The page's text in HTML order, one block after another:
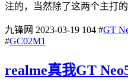
注的，当然除了这两个主打
九锋网 2023-03-19 104 #GT
#GC02M1
realme真我GT